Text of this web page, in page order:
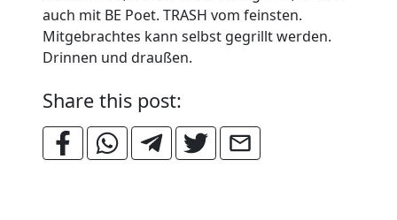
auch mit BE Poet. TRASH vom feinsten.
Mitgebrachtes kann selbst gegrillt werden.
Drinnen und draußen.
Share this post: